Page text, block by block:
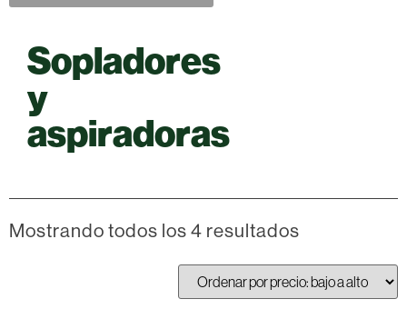
Sopladores
y
aspiradoras
Mostrando todos los 4 resultados